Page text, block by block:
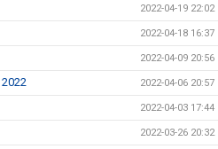
2022-04-19 22:02
2022-04-18 16:37
2022-04-09 20:56
2022-04-06 20:57
2022-04-03 17:44
2022-03-26 20:32